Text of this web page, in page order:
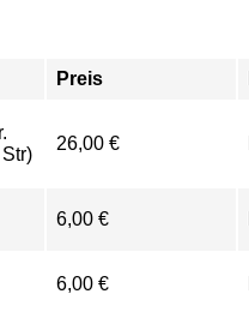
Preis
26,00 €
6,00 €
6,00 €